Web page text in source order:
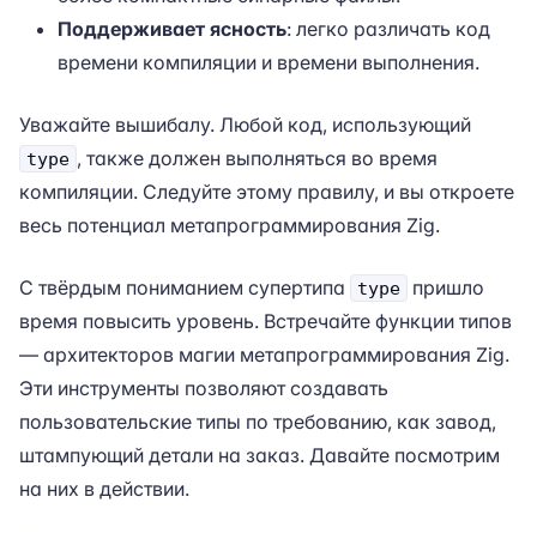
Поддерживает ясность: легко различать код
времени компиляции и времени выполнения.
Уважайте вышибалу. Любой код, использующий
type , также должен выполняться во время
компиляции. Следуйте этому правилу, и вы откроете
весь потенциал метапрограммирования Zig.
С твёрдым пониманием супертипа type
пришло
время повысить уровень. Встречайте функции типов
— архитекторов магии метапрограммирования Zig.
Эти инструменты позволяют создавать
пользовательские типы по требованию, как завод,
штампующий детали на заказ. Давайте посмотрим
на них в действии.